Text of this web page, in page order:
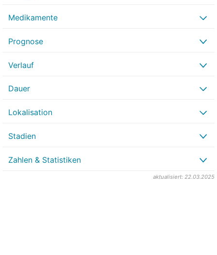
Medikamente
Prognose
Verlauf
Dauer
Lokalisation
Stadien
Zahlen & Statistiken
aktualisiert: 22.03.2025